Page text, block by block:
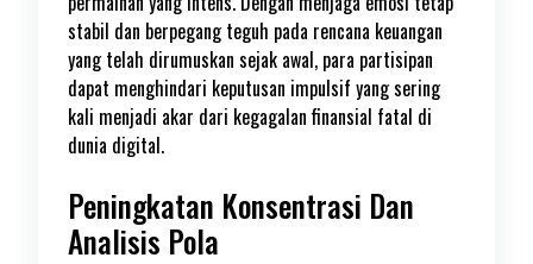
stabil dan berpegang teguh pada rencana keuangan
yang telah dirumuskan sejak awal, para partisipan
dapat menghindari keputusan impulsif yang sering
kali menjadi akar dari kegagalan finansial fatal di
dunia digital.
Peningkatan Konsentrasi Dan
Analisis Pola